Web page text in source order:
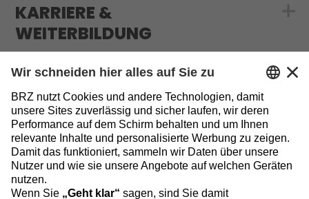
KARRIERE &
WEITERBILDUNG
Show
MEDIATHEK & BLOG Show
INFORMATIONEN
Sitemap
Datenschutz